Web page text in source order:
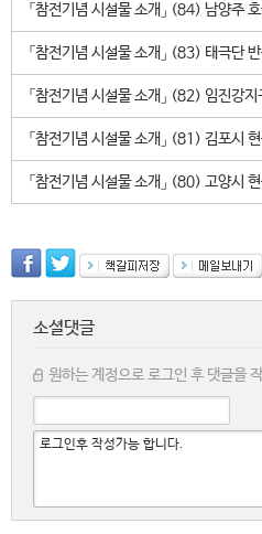
「참전기념 시설물 소개」 (84) 남양주
「참전기념 시설물 소개」 (83) 태극단
「참전기념 시설물 소개」 (82) 임진강지
「참전기념 시설물 소개」 (81) 김포시
「참전기념 시설물 소개」 (80) 고양시
소셜댓글
원하는 계정으로 로그인 후 댓글을